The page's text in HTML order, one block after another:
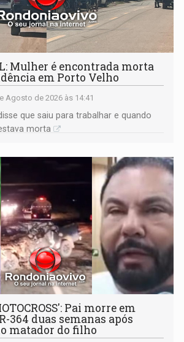
Mulher é encontrada morta
em Porto Velho
Agosto de 2026 às 14:41
que saiu para trabalhar e quando
morta
Pai morre em
364 duas semanas após
matador do filho